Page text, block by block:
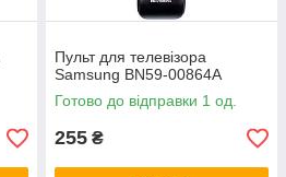
Пульт для телевізора
Samsung BN59-00864A
Готово до відправки 1 од.
255 ₴